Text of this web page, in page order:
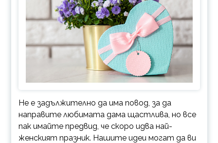
Не е задължително да има повод, за да
направите любимата дама щастлива, но все
пак имайте предвид, че скоро идва най-
женският празник. Нашите идеи могат да ви